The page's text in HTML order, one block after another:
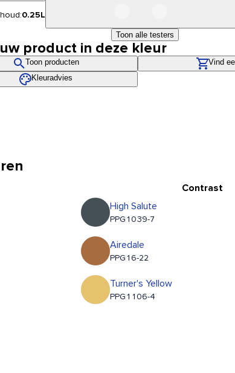
0.25L
Toon alle testers
product in deze kleur
Toon producten
Vind
Kleuradvies
Contrast
High Salute
PPG1039-7
Airedale
PPG16-22
Turner's Yellow
PPG1106-4